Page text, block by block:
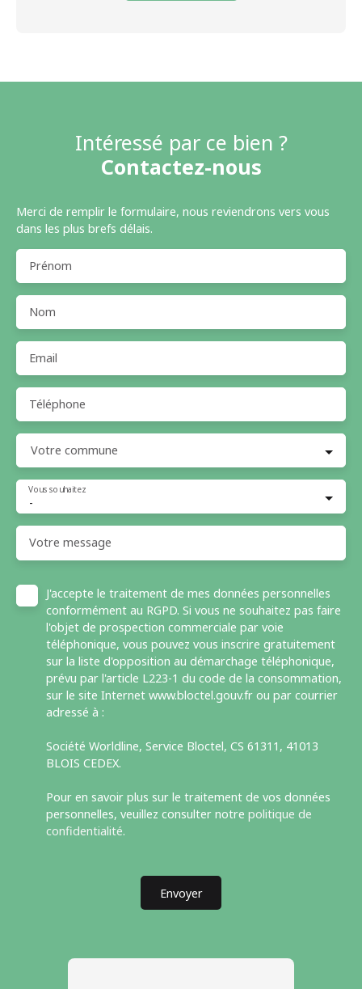
Intéressé par ce bien ?
Contactez-nous
Merci de remplir le formulaire, nous reviendrons vers vous
dans les plus brefs délais.
Prénom
Nom
Email
Téléphone
Votre commune
-
Vous souhaitez
Votre message
J'accepte le traitement de mes données personnelles
conformément au RGPD. Si vous ne souhaitez pas faire
l'objet de prospection commerciale par voie
téléphonique, vous pouvez vous inscrire gratuitement
sur la liste d'opposition au démarchage téléphonique,
prévu par l'article L223-1 du code de la consommation,
sur le site Internet www.bloctel.gouv.fr ou par courrier
adressé à :
Société Worldline, Service Bloctel, CS 61311, 41013
BLOIS CEDEX.
Pour en savoir plus sur le traitement de vos données
personnelles, veuillez consulter notre politique de
confidentialité.
Envoyer